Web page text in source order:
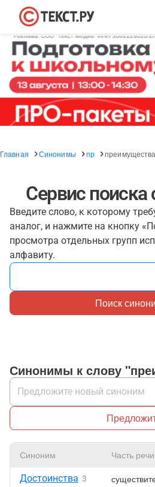
Главная Синонимы пр преимущества
Сервис
Введите слово, к которому
аналог, и нажмите на кнопку
просмотра отдельных групп
алфавиту.
Поиск
Синонимы к слову
Синоним Часть речи
Достоинства 3